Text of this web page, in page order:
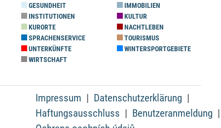
GESUNDHEIT
IMMOBILIEN
INSTITUTIONEN
KULTUR
KURORTE
NACHTLEBEN
SPRACHENSERVICE
TOURISMUS
UNTERKÜNFTE
WINTERSPORTGEBIETE
WIRTSCHAFT
Impressum
Datenschutzerklärung
Haftungsausschluss
Benutzeranmeldung